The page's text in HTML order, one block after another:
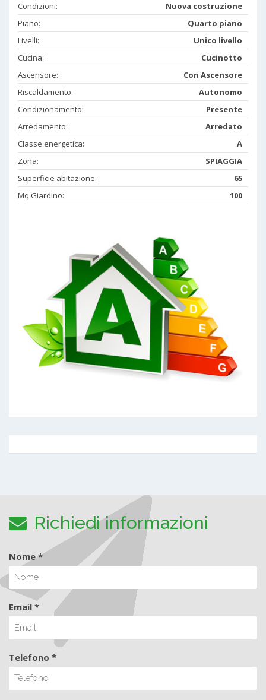
Condizioni:
Nuova costruzione
Piano:
Quarto piano
Livelli:
Unico livello
Cucina:
Cucinotto
Ascensore:
Con Ascensore
Riscaldamento:
Autonomo
Condizionamento:
Presente
Arredamento:
Arredato
Classe energetica:
A
Zona:
SPIAGGIA
Superficie abitazione:
65
Mq Giardino:
100
Richiedi informazioni
Nome *
Email *
Telefono *